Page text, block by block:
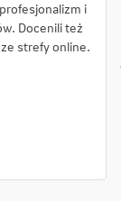
i
Docenili też
strefy online.